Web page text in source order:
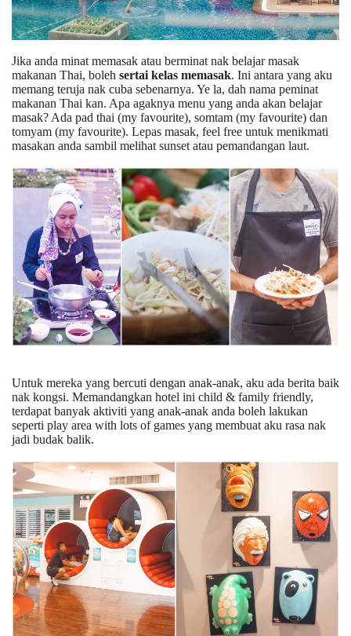
Jika anda minat memasak atau berminat nak belajar masak
makanan Thai, boleh sertai kelas memasak. Ini antara yang aku
memang teruja nak cuba sebenarnya. Ye la, dah nama peminat
makanan Thai kan. Apa agaknya menu yang anda akan belajar
masak? Ada pad thai (my favourite), somtam (my favourite) dan
tomyam (my favourite). Lepas masak, feel free untuk menikmati
masakan anda sambil melihat sunset atau pemandangan laut.
Untuk mereka yang bercuti dengan anak-anak, aku ada berita baik
nak kongsi. Memandangkan hotel ini child & family friendly,
terdapat banyak aktiviti yang anak-anak anda boleh lakukan
seperti play area with lots of games yang membuat aku rasa nak
jadi budak balik.